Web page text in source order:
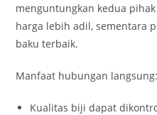
menguntungkan kedua
harga lebih adil, sementara
baku terbaik.
Manfaat hubungan langsung:
Kualitas biji dapat